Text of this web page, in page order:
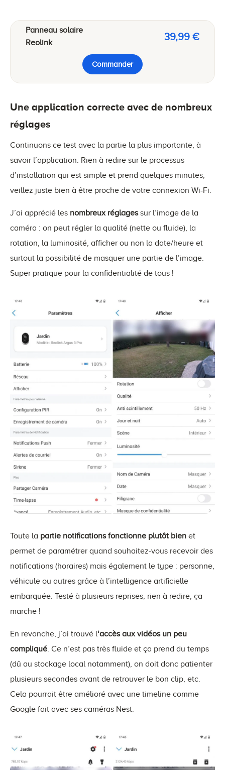
Panneau solaire
Reolink
39,99 €
Commander
Une application correcte avec de nombreux
réglages
Continuons ce test avec la partie la plus importante, à
savoir l’application. Rien à redire sur le processus
d’installation qui est simple et prend quelques minutes,
veillez juste bien à être proche de votre connexion Wi-Fi.
J’ai apprécié les nombreux réglagessur l’image de la
caméra : on peut régler la qualité (nette ou fluide), la
rotation, la luminosité, afficher ou non la date/heure et
surtout la possibilité de masquer une partie de l’image.
Super pratique pour la confidentialité de tous !
Toute la partie notifications fonctionne plutôt bien et
permet de paramétrer quand souhaitez-vous recevoir des
notifications (horaires) mais également le type : personne,
véhicule ou autres grâce à l’intelligence artificielle
embarquée. Testé à plusieurs reprises, rien à redire, ça
marche !
En revanche, j’ai trouvé l‘accès aux vidéos un peu
compliqué. Ce n’est pas très fluide et ça prend du temps
(dû au stockage local notamment), on doit donc patienter
plusieurs secondes avant de retrouver le bon clip, etc.
Cela pourrait être amélioré avec une timeline comme
Google fait avec ses caméras Nest.